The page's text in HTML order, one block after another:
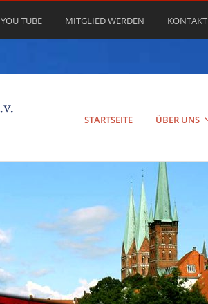
YOU TUBE MITGLIED WERDEN KONTAKT
STARTSEITE ÜBER UNS